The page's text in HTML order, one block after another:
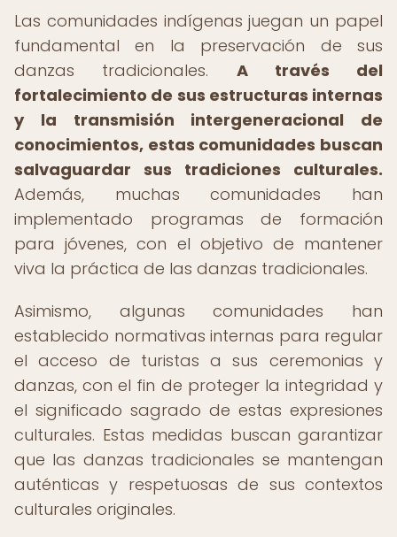
Las comunidades indígenas juegan un papel
fundamental en la preservación de sus
danzas tradicionales. A través del
fortalecimiento de sus estructuras internas
y la transmisión intergeneracional de
conocimientos, estas comunidades buscan
salvaguardar sus tradiciones culturales.
Además, muchas comunidades han
implementado programas de formación
para jóvenes, con el objetivo de mantener
viva la práctica de las danzas tradicionales.
Asimismo, algunas comunidades han
establecido normativas internas para regular
el acceso de turistas a sus ceremonias y
danzas, con el fin de proteger la integridad y
el significado sagrado de estas expresiones
culturales. Estas medidas buscan garantizar
que las danzas tradicionales se mantengan
auténticas y respetuosas de sus contextos
culturales originales.